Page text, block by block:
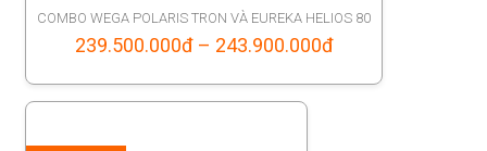
COMBO WEGA POLARIS TRON VÀ EUREKA HELIOS 80
239.500.000đ – 243.900.000đPrice
range: